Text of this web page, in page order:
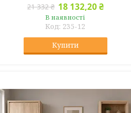
21 332 ₴ 18 132,20 ₴
В наявності
235-12
Купити